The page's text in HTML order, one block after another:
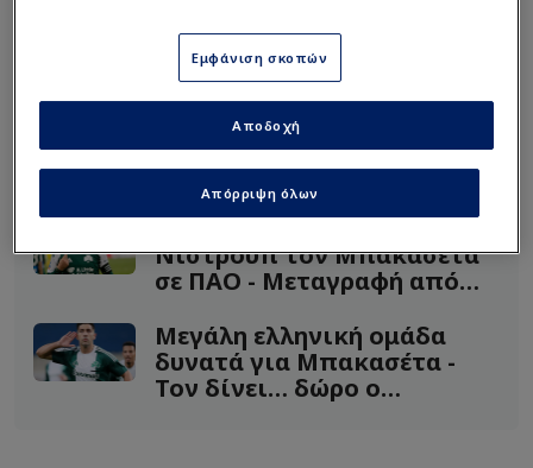
παραμένουν ανοιχτά σε μια χρονική περίοδο
όπου ο κόσμος θα ήθελε να βλέπει μεγαλύτερη
σαφήνεια.
Διαβάστε επίσης...
Νίστρουπ τον Μπακασέτα
σε ΠΑΟ - Μεταγραφή από
Μεγάλη ελληνική ομάδα
δυνατά για Μπακασέτα -
Τον δίνει… δώρο ο
Εμφάνιση σκοπών
Απόρριψη όλων
Αποδοχή